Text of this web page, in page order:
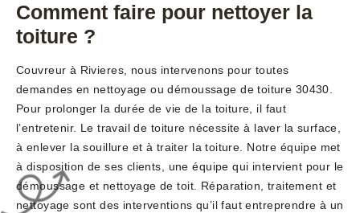
Comment faire pour nettoyer la
toiture ?
Couvreur à Rivieres, nous intervenons pour toutes
demandes en nettoyage ou démoussage de toiture 30430.
Pour prolonger la durée de vie de la toiture, il faut
l’entretenir. Le travail de toiture nécessite à laver la surface,
à enlever la souillure et à traiter la toiture. Notre équipe met
à disposition de ses clients, une équipe qui intervient pour le
démoussage et nettoyage de toit. Réparation, traitement et
nettoyage sont des interventions qu’il faut entreprendre à un